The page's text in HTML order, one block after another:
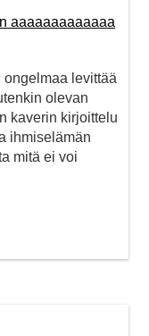
aaaaaaaaaaaaa
levittää
olevan
kaverin kirjoittelu
ihmiselämän
mitä ei voi